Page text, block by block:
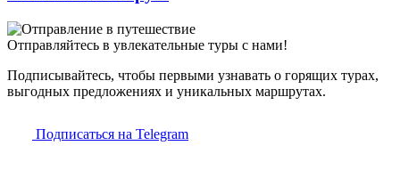
Отправляйтесь в увлекательные туры с нами!
Подписывайтесь, чтобы первыми узнавать о горящих турах,
выгодных предложениях и уникальных маршрутах.
Подписаться на Telegram